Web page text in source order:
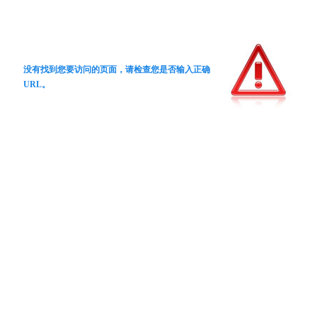
没有找到您要访问的页面，请检查您是否输入正确
URL。